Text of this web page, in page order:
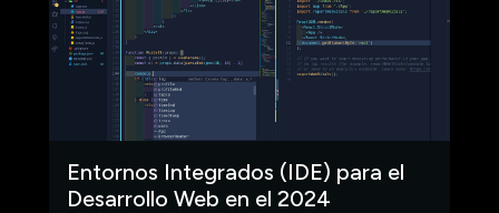
Entornos Integrados (IDE) para el
Desarrollo Web en el 2024